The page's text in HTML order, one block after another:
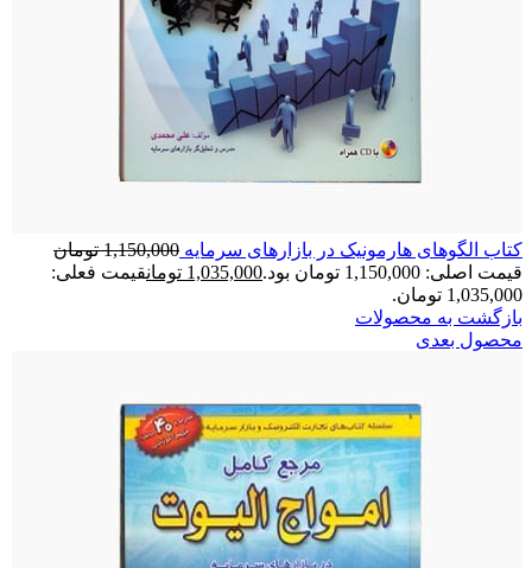
کتاب الگوهای هارمونیک در بازارهای سرمایه 1,150,000 تومان
قیمت اصلی: 1,150,000 تومان بود.
1,035,000 تومانقیمت فعلی:
1,035,000 تومان.
بازگشت به محصولات
محصول بعدی